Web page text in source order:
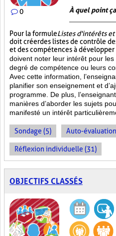
0 À quel point
Pour la formuleListes d'intérêts
doit créer des listes de contrôle
et des compétences à développer
doivent noter leur intérêt pour
degré de compétence ou leurs
Avec cette information,
planifier son enseignement et
programme. De plus,
manières d’aborder les sujets
manifesté un intérêt
Sondage (5) Auto-
Réflexion individuelle (31)
OBJECTIFS CLASSÉS